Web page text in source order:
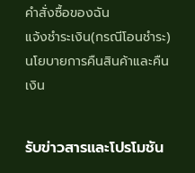
คำสั่งซื้อของฉัน
แจ้งชำระเงิน(กรณีโอนชำระ)
นโยบายการคืนสินค้าและคืน
เงิน
รับข่าวสารและโปรโมชัน